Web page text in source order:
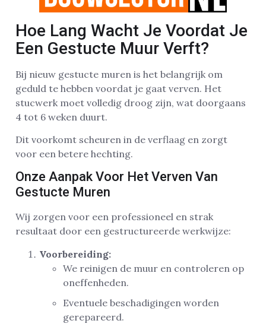
Hoe Lang Wacht Je Voordat Je
Een Gestucte Muur Verft?
Bij nieuw gestucte muren is het belangrijk om
geduld te hebben voordat je gaat verven. Het
stucwerk moet volledig droog zijn, wat doorgaans
4 tot 6 weken duurt.
Dit voorkomt scheuren in de verflaag en zorgt
voor een betere hechting.
Onze Aanpak Voor Het Verven Van
Gestucte Muren
Wij zorgen voor een professioneel en strak
resultaat door een gestructureerde werkwijze:
Voorbereiding:
We reinigen de muur en controleren op
oneffenheden.
Eventuele beschadigingen worden
gerepareerd.